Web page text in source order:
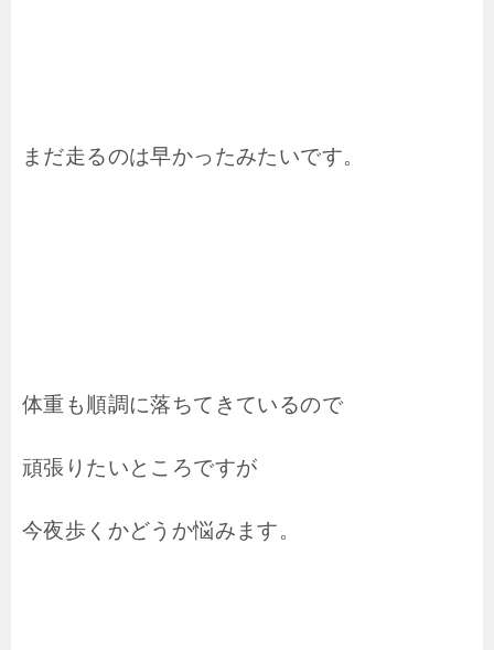
まだ走るのは早かったみたいです。
体重も順調に落ちてきているので
頑張りたいところですが
今夜歩くかどうか悩みます。